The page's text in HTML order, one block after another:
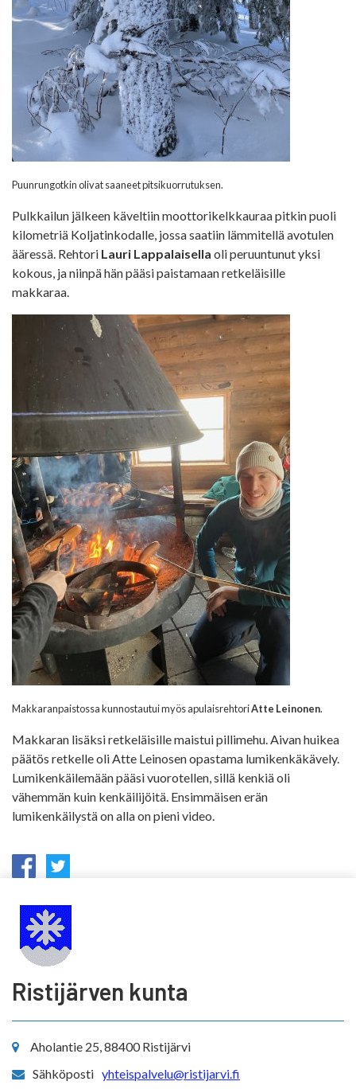
Puunrungotkin olivat saaneet pitsikuorrutuksen.
Pulkkailun jälkeen käveltiin moottorikelkkauraa pitkin puoli
kilometriä Koljatinkodalle, jossa saatiin lämmitellä avotulen
ääressä. Rehtori Lauri Lappalaisella oli peruuntunut yksi
kokous, ja niinpä hän pääsi paistamaan retkeläisille
makkaraa.
Makkaranpaistossa kunnostautui myös apulaisrehtoriAtte Leinonen.
Makkaran lisäksi retkeläisille maistui pillimehu. Aivan huikea
päätös retkelle oli Atte Leinosen opastama lumikenkäkävely.
Lumikenkäilemään pääsi vuorotellen, sillä kenkiä oli
vähemmän kuin kenkäilijöitä. Ensimmäisen erän
lumikenkäilystä on alla on pieni video.
Ristijärven kunta
Aholantie 25, 88400 Ristijärvi
Sähköposti yhteispalvelu@ristijarvi.fi